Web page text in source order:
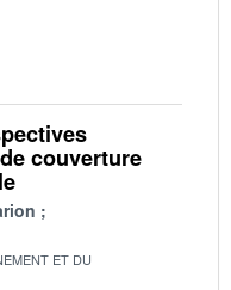
couverture
ET DU